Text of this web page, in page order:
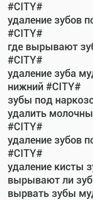
#CITY#
удаление зубов
#CITY#
где вырывают
#CITY#
удаление зуба
нижний #CITY#
зубы под
удалить
#CITY#
удаление зубов
#CITY#
удаление кисты
вырывают ли
вырвать зубы